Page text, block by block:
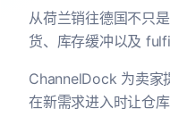
从荷兰销往德国不只
货、库存缓冲以及
ChannelDock 为卖家
在新需求进入时让仓